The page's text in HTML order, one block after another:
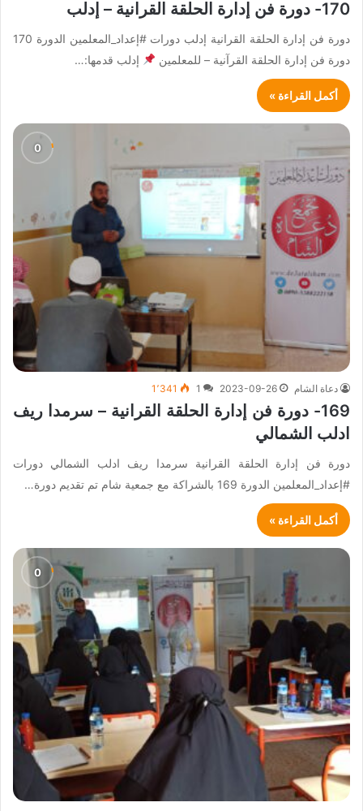
170- دورة فن إدارة الحلقة القرانية – إدلب
دورة فن إدارة الحلقة القرانية إدلب دورات #إعداد_المعلمين الدورة 170
دورة فن إدارة الحلقة القرآنية – للمعلمين
إدلب قدمها:…
أكمل القراءة »
دعاة الشام 2023-09-26
1 1٬341
169- دورة فن إدارة الحلقة القرانية – سرمدا ريف
ادلب الشمالي
دورة فن إدارة الحلقة القرانية سرمدا ريف ادلب الشمالي دورات
#إعداد_المعلمين الدورة 169 بالشراكة مع جمعية شام تم تقديم دورة…
أكمل القراءة »